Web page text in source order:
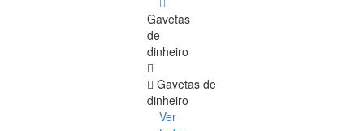
Gavetas
de
dinheiro
Gavetas de
dinheiro
Ver